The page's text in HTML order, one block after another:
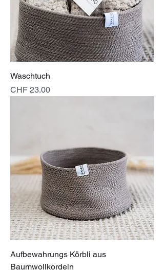
Waschtuch
Preis
CHF 23.00
Aufbewahrungs Körbli aus
Baumwollkordeln